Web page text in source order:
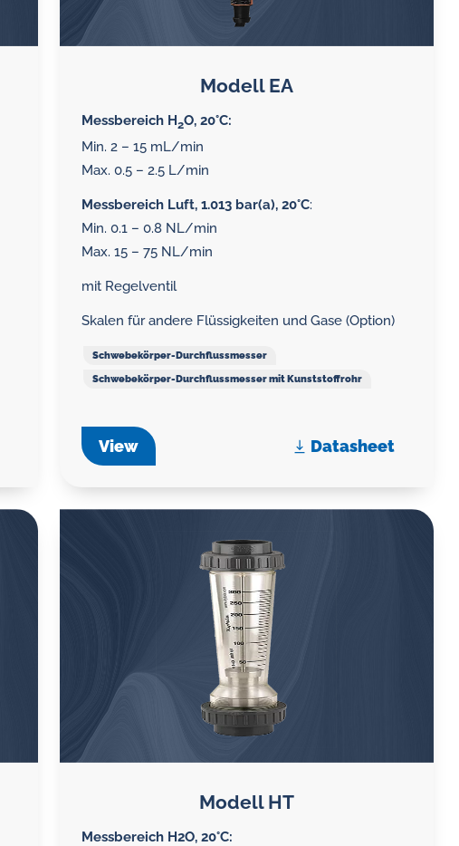
Modell EA
Messbereich H2O, 20°C:
Min. 2 – 15 mL/min
Max. 0.5 – 2.5 L/min
Messbereich Luft, 1.013 bar(a), 20°C:
Min. 0.1 – 0.8 NL/min
Max. 15 – 75 NL/min
mit Regelventil
Skalen für andere Flüssigkeiten und Gase (Option)
Schwebekörper-Durchflussmesser
Schwebekörper-Durchflussmesser mit Kunststoffrohr
View Datasheet
Modell HT
Messbereich H2O, 20°C: